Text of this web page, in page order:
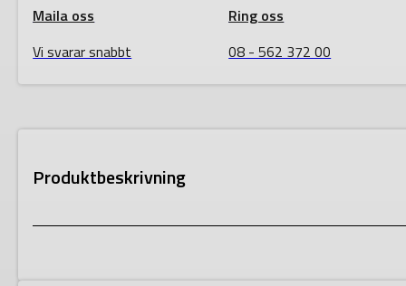
Maila oss
Vi svarar snabbt
Ring oss
08 - 562 372 00
Produktbeskrivning